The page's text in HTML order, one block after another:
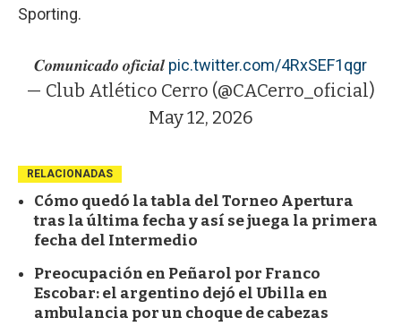
Sporting.
𝑪𝒐𝒎𝒖𝒏𝒊𝒄𝒂𝒅𝒐 𝒐𝒇𝒊𝒄𝒊𝒂𝒍 pic.twitter.com/4RxSEF1qgr
— Club Atlético Cerro (@CACerro_oficial)
May 12, 2026
RELACIONADAS
Cómo quedó la tabla del Torneo Apertura
tras la última fecha y así se juega la primera
fecha del Intermedio
Preocupación en Peñarol por Franco
Escobar: el argentino dejó el Ubilla en
ambulancia por un choque de cabezas